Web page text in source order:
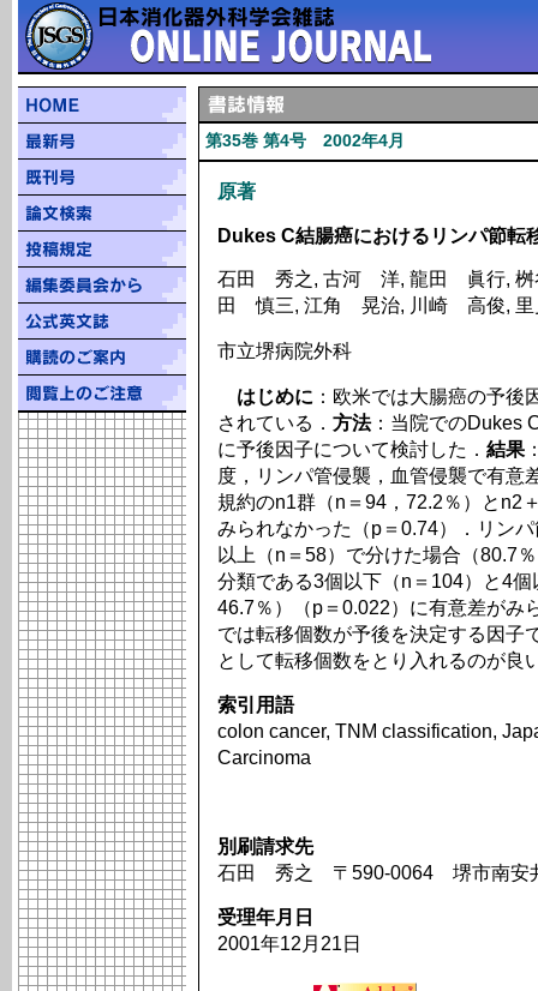
第35巻 第4号 2002年4月
原著
Dukes C結腸癌におけるリンパ節転
石田 秀之, 古河 洋, 龍田 眞行,
田 慎三, 江角 晃治, 川崎 高俊,
市立堺病院外科
はじめに ：欧米では大腸癌の予
されている． 方法：当院でのDukes
に予後因子について検討した． 結果
度，リンパ管侵襲，血管侵襲で有意
規約のn1群（n＝94，72.2％）とn2
みられなかった（p＝0.74）．リン
以上（n＝58）で分けた場合（80.7
分類である3個以下（n＝104）と4
46.7％）（p＝0.022）に有意差がみ
では転移個数が予後を決定する因子
として転移個数をとり入れるのが良
索引用語
colon cancer, TNM classification,
Carcinoma
別刷請求先
石田 秀之 〒590-0064 堺市南安
受理年月日
2001年12月21日